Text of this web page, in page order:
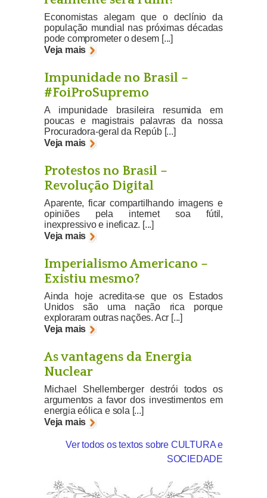
Economistas alegam que o declínio da
população mundial nas próximas décadas
pode comprometer o desem [...]
Veja mais
Impunidade no Brasil –
#FoiProSupremo
A impunidade brasileira resumida em
poucas e magistrais palavras da nossa
Procuradora-geral da Repúb [...]
Veja mais
Protestos no Brasil –
Revolução Digital
Aparente, ficar compartilhando imagens e
opiniões pela internet soa fútil,
inexpressivo e ineficaz. [...]
Veja mais
Imperialismo Americano –
Existiu mesmo?
Ainda hoje acredita-se que os Estados
Unidos são uma nação rica porque
exploraram outras nações. Acr [...]
Veja mais
As vantagens da Energia
Nuclear
Michael Shellemberger destrói todos os
argumentos a favor dos investimentos em
energia eólica e sola [...]
Veja mais
Ver todos os textos sobre CULTURA e
SOCIEDADE